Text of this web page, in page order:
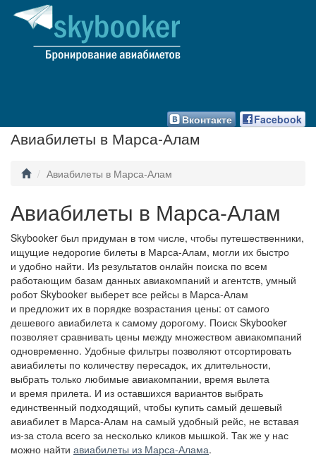
Facebook
Вконтакте
Авиабилеты в Марса-Алам
Авиабилеты в Марса-Алам
Авиабилеты в Марса-Алам
Skybooker был придуман в том числе, чтобы путешественники,
ищущие недорогие билеты в Марса-Алам, могли их быстро
и удобно найти. Из результатов онлайн поиска по всем
работающим базам данных авиакомпаний и агентств, умный
робот Skybooker выберет все рейсы в Марса-Алам
и предложит их в порядке возрастания цены: от самого
дешевого авиабилета к самому дорогому. Поиск Skybooker
позволяет сравнивать цены между множеством авиакомпаний
одновременно. Удобные фильтры позволяют отсортировать
авиабилеты по количеству пересадок, их длительности,
выбрать только любимые авиакомпании, время вылета
и время прилета. И из оставшихся вариантов выбрать
единственный подходящий, чтобы купить самый дешевый
авиабилет в Марса-Алам на самый удобный рейс, не вставая
из-за стола всего за несколько кликов мышкой. Так же у нас
можно найти авиабилеты из Марса-Алама.